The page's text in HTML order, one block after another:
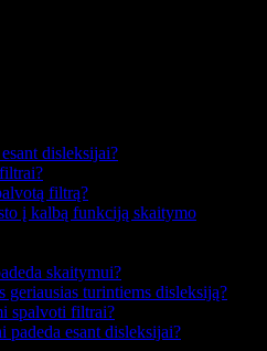
disleksijai?
filtrą?
į kalbą funkciją skaitymo
skaitymui?
geriausias turintiems disleksiją?
spalvoti filtrai?
esant disleksijai?